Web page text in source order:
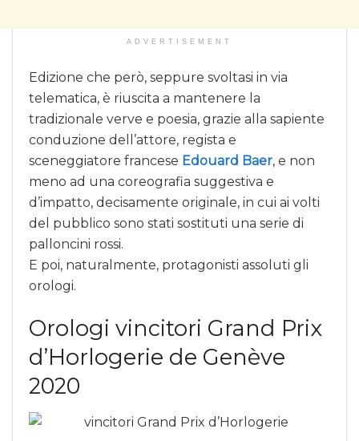
ADVERTISEMENT
Edizione che però, seppure svoltasi in via
telematica, è riuscita a mantenere la
tradizionale verve e poesia, grazie alla sapiente
conduzione dell’attore, regista e
sceneggiatore francese Edouard Baer, e non
meno ad una coreografia suggestiva e
d’impatto, decisamente originale, in cui ai volti
del pubblico sono stati sostituti una serie di
palloncini rossi.
E poi, naturalmente, protagonisti assoluti gli
orologi.
Orologi vincitori Grand Prix
d’Horlogerie de Genève
2020